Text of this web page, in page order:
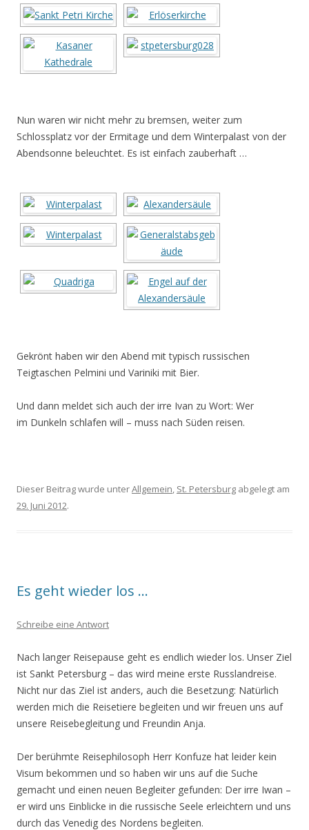
Nun waren wir nicht mehr zu bremsen, weiter zum
Schlossplatz vor der Ermitage und dem Winterpalast von der
Abendsonne beleuchtet. Es ist einfach zauberhaft …
Gekrönt haben wir den Abend mit typisch russischen
Teigtaschen Pelmini und Variniki mit Bier.
Und dann meldet sich auch der irre Ivan zu Wort: Wer
im Dunkeln schlafen will – muss nach Süden reisen.
Dieser Beitrag wurde unterAllgemein, St. Petersburg abgelegt am
29. Juni 2012.
Es geht wieder los …
Schreibe eine Antwort
Nach langer Reisepause geht es endlich wieder los. Unser Ziel
ist Sankt Petersburg – das wird meine erste Russlandreise.
Nicht nur das Ziel ist anders, auch die Besetzung: Natürlich
werden mich die Reisetiere begleiten und wir freuen uns auf
unsere Reisebegleitung und Freundin Anja.
Der berühmte Reisephilosoph Herr Konfuze hat leider kein
Visum bekommen und so haben wir uns auf die Suche
gemacht und einen neuen Begleiter gefunden: Der irre Iwan –
er wird uns Einblicke in die russische Seele erleichtern und uns
durch das Venedig des Nordens begleiten.